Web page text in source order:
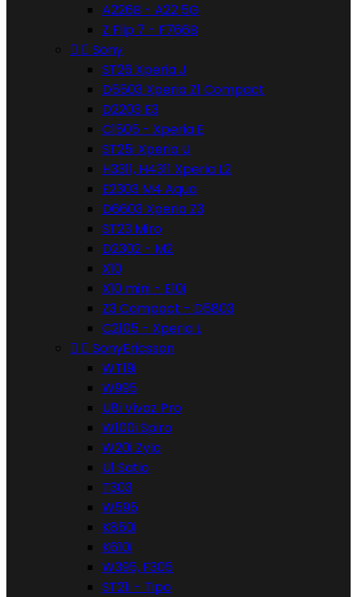
A226B - A22 5G
Z Flip 7 - F766B
  Sony
ST26 Xperia J
D5503 Xperia Z1 Compact
D2203 E3
C1505 - Xperia E
ST25i Xperia U
H3311, H4311 Xperia L2
E2303 M4 Aqua
D6603 Xperia Z3
ST23 Miro
D2302 - M2
X10
X10 mini - E10i
Z3 Compact - D5803
C2105 - Xperia L
  SonyEricsson
WT19i
W995
U8i Vivaz Pro
W100i Spiro
W20i Zylo
U1 Satio
T303
W595
K850i
K610i
W395, F305
ST21i - Tipo